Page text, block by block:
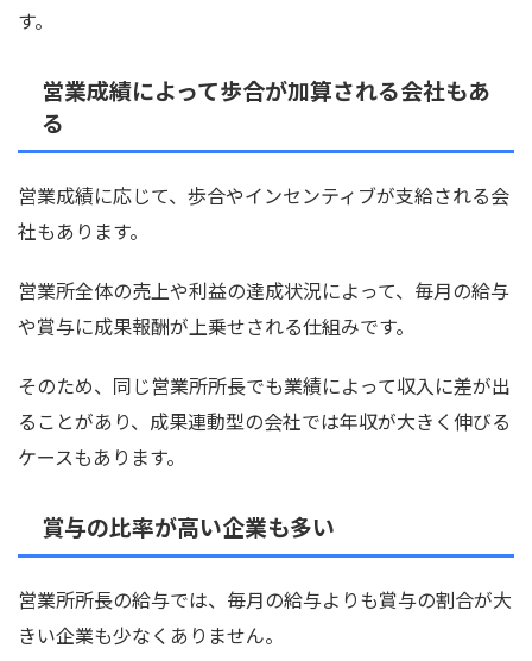
す。
営業成績によって歩合が加算される会社もあ
る
営業成績に応じて、歩合やインセンティブが支給される会
社もあります。
営業所全体の売上や利益の達成状況によって、毎月の給与
や賞与に成果報酬が上乗せされる仕組みです。
そのため、同じ営業所所長でも業績によって収入に差が出
ることがあり、成果連動型の会社では年収が大きく伸びる
ケースもあります。
賞与の比率が高い企業も多い
営業所所長の給与では、毎月の給与よりも賞与の割合が大
きい企業も少なくありません。